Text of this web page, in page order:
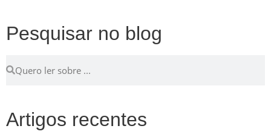
Pesquisar no blog
Artigos recentes